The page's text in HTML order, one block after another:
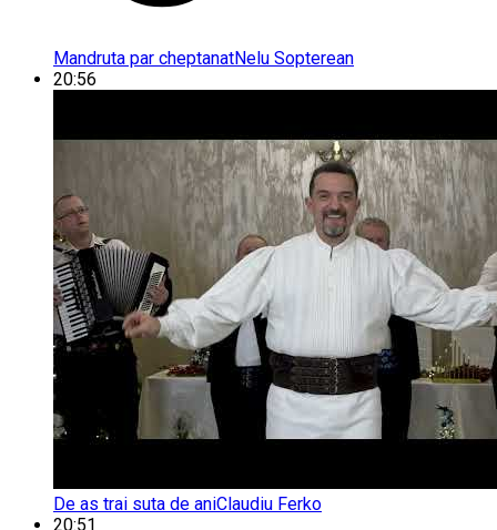
Mandruta par cheptanatNelu Sopterean
20:56
De as trai suta de aniClaudiu Ferko
20:51